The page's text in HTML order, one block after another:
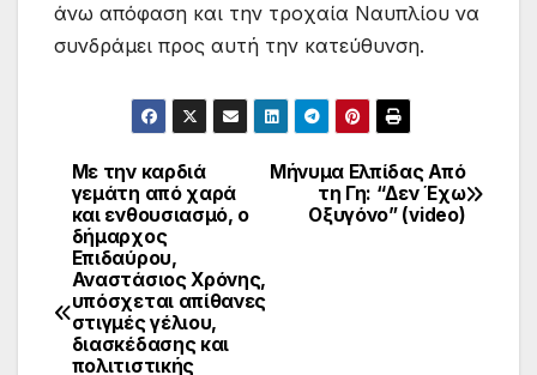
άνω απόφαση και την τροχαία Ναυπλίου να
συνδράμει προς αυτή την κατεύθυνση.
Μήνυμα Ελπίδας Από
τη Γη: “Δεν Έχω
Οξυγόνο” (video)
Με την καρδιά
γεμάτη από χαρά
και ενθουσιασμό, ο
δήμαρχος
Επιδαύρου,
Αναστάσιος Χρόνης,
υπόσχεται απίθανες
στιγμές γέλιου,
διασκέδασης και
πολιτιστικής